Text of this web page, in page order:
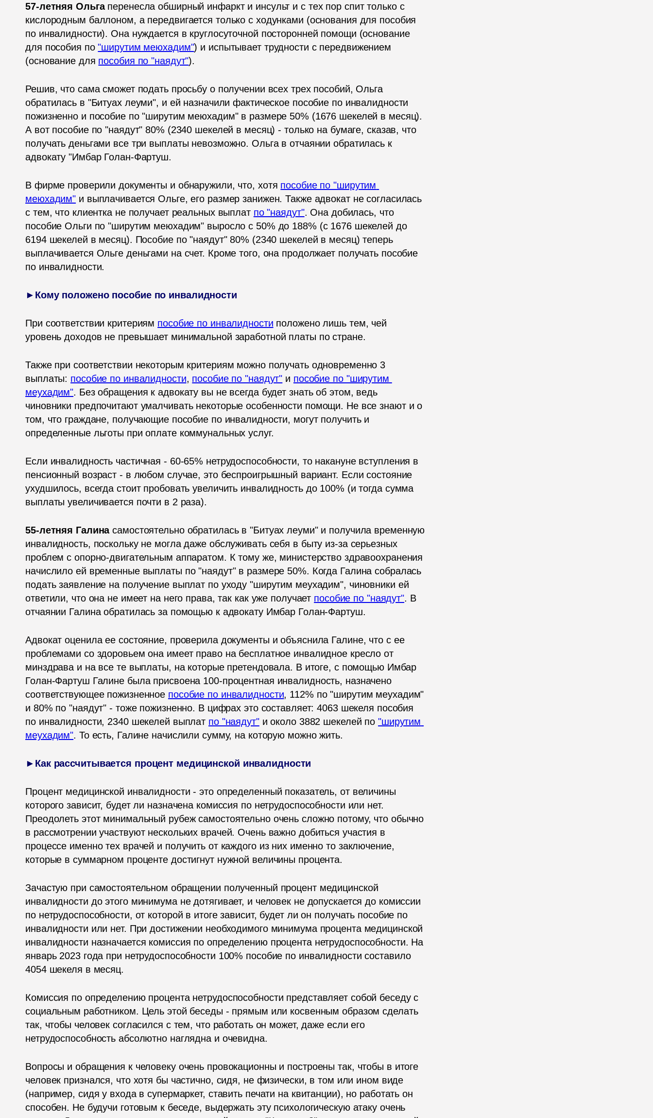
57-летняя Ольга перенесла обширный инфаркт и инсульт и с тех пор спит только с
кислородным баллоном, а передвигается только с ходунками (основания для пособия
по инвалидности). Она нуждается в круглосуточной посторонней помощи (основание
для пособия по "ширутим меюхадим") и испытывает трудности с передвижением
(основание для пособия по "наядут").
Решив, что сама сможет подать просьбу о получении всех трех пособий, Ольга
обратилась в "Битуах леуми", и ей назначили фактическое пособие по инвалидности
пожизненно и пособие по "ширутим меюхадим" в размере 50% (1676 шекелей в месяц).
А вот пособие по "наядут" 80% (2340 шекелей в месяц) - только на бумаге, сказав, что
получать деньгами все три выплаты невозможно. Ольга в отчаянии обратилась к
адвокату "Имбар Голан-Фартуш.
В фирме проверили документы и обнаружили, что, хотя пособие по "ширутим
меюхадим" и выплачивается Ольге, его размер занижен. Также адвокат не согласилась
с тем, что клиентка не получает реальных выплат по "наядут". Она добилась, что
пособие Ольги по "ширутим меюхадим" выросло с 50% до 188% (с 1676 шекелей до
6194 шекелей в месяц). Пособие по "наядут" 80% (2340 шекелей в месяц) теперь
выплачивается Ольге деньгами на счет. Кроме того, она продолжает получать пособие
по инвалидности.
►Кому положено пособие по инвалидности
При соответствии критериям пособие по инвалидности положено лишь тем, чей
уровень доходов не превышает минимальной заработной платы по стране.
Также при соответствии некоторым критериям можно получать одновременно 3
выплаты: пособие по инвалидности, пособие по "наядут" и пособие по "ширутим
меухадим". Без обращения к адвокату вы не всегда будет знать об этом, ведь
чиновники предпочитают умалчивать некоторые особенности помощи. Не все знают и о
том, что граждане, получающие пособие по инвалидности, могут получить и
определенные льготы при оплате коммунальных услуг.
Если инвалидность частичная - 60-65% нетрудоспособности, то накануне вступления в
пенсионный возраст - в любом случае, это беспроигрышный вариант. Если состояние
ухудшилось, всегда стоит пробовать увеличить инвалидность до 100% (и тогда сумма
выплаты увеличивается почти в 2 раза).
55-летняя Галина самостоятельно обратилась в "Битуах леуми" и получила временную
инвалидность, поскольку не могла даже обслуживать себя в быту из-за серьезных
проблем с опорно-двигательным аппаратом. К тому же, министерство здравоохранения
начислило ей временные выплаты по "наядут" в размере 50%. Когда Галина собралась
подать заявление на получение выплат по уходу "ширутим меухадим", чиновники ей
ответили, что она не имеет на него права, так как уже получает пособие по "наядут". В
отчаянии Галина обратилась за помощью к адвокату Имбар Голан-Фартуш.
Адвокат оценила ее состояние, проверила документы и объяснила Галине, что с ее
проблемами со здоровьем она имеет право на бесплатное инвалидное кресло от
минздрава и на все те выплаты, на которые претендовала. В итоге, с помощью Имбар
Голан-Фартуш Галине была присвоена 100-процентная инвалидность, назначено
соответствующее пожизненное пособие по инвалидности, 112% по "ширутим меухадим"
и 80% по "наядут" - тоже пожизненно. В цифрах это составляет: 4063 шекеля пособия
по инвалидности, 2340 шекелей выплат по "наядут" и около 3882 шекелей по "ширутим
меухадим". То есть, Галине начислили сумму, на которую можно жить.
►Как рассчитывается процент медицинской инвалидности
Процент медицинской инвалидности - это определенный показатель, от величины
которого зависит, будет ли назначена комиссия по нетрудоспособности или нет.
Преодолеть этот минимальный рубеж самостоятельно очень сложно потому, что обычно
в рассмотрении участвуют нескольких врачей. Очень важно добиться участия в
процессе именно тех врачей и получить от каждого из них именно то заключение,
которые в суммарном проценте достигнут нужной величины процента.
Зачастую при самостоятельном обращении полученный процент медицинской
инвалидности до этого минимума не дотягивает, и человек не допускается до комиссии
по нетрудоспособности, от которой в итоге зависит, будет ли он получать пособие по
инвалидности или нет. При достижении необходимого минимума процента медицинской
инвалидности назначается комиссия по определению процента нетрудоспособности. На
январь 2023 года при нетрудоспособности 100% пособие по инвалидности составило
4054 шекеля в месяц.
Комиссия по определению процента нетрудоспособности представляет собой беседу с
социальным работником. Цель этой беседы - прямым или косвенным образом сделать
так, чтобы человек согласился с тем, что работать он может, даже если его
нетрудоспособность абсолютно наглядна и очевидна.
Вопросы и обращения к человеку очень провокационны и построены так, чтобы в итоге
человек признался, что хотя бы частично, сидя, не физически, в том или ином виде
(например, сидя у входа в супермаркет, ставить печати на квитанции), но работать он
способен. Не будучи готовым к беседе, выдержать эту психологическую атаку очень